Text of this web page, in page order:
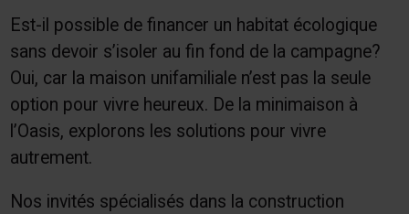
Est-il possible de financer un habitat écologique
sans devoir s’isoler au fin fond de la campagne?
Oui, car la maison unifamiliale n’est pas la seule
option pour vivre heureux. De la minimaison à
l’Oasis, explorons les solutions pour vivre
autrement.
Nos invités spécialisés dans la construction